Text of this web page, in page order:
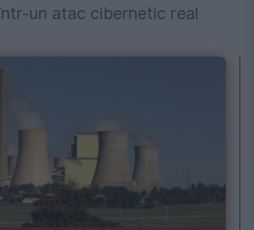
un atac cibernetic real